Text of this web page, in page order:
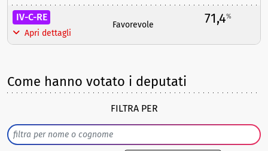
IV-C-RE
Apri dettagli
Favorevole 71,4%
Come hanno votato i deputati
FILTRA PER